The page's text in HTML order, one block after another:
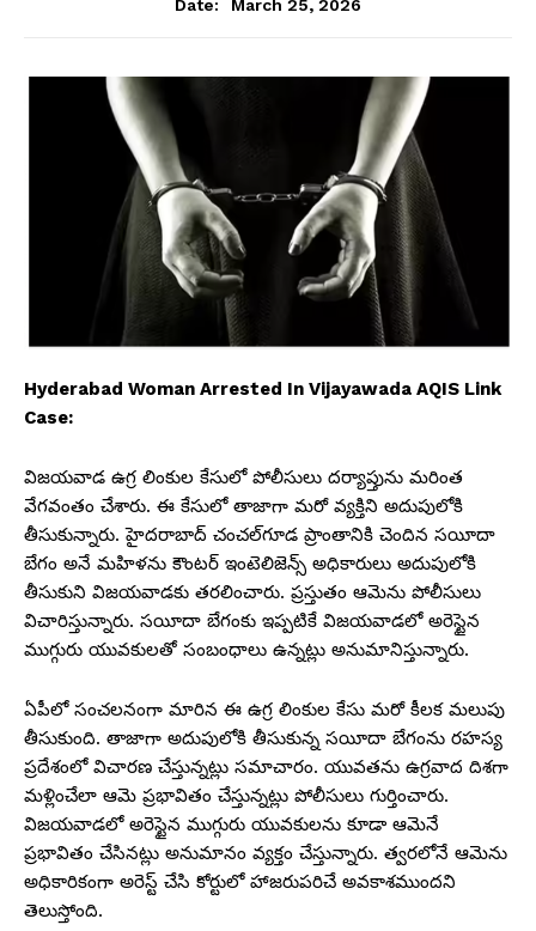
Date:
March 25, 2026
Hyderabad Woman Arrested In Vijayawada AQIS Link
Case:
విజయవాడ ఉగ్ర లింకుల కేసులో పోలీసులు దర్యాప్తును మరింత
వేగవంతం చేశారు. ఈ కేసులో తాజాగా మరో వ్యక్తిని అదుపులోకి
తీసుకున్నారు. హైదరాబాద్‌ చంచల్‌గూడ ప్రాంతానికి చెందిన సయీదా
బేగం అనే మహిళను కౌంటర్ ఇంటెలిజెన్స్ అధికారులు అదుపులోకి
తీసుకుని విజయవాడకు తరలించారు. ప్రస్తుతం ఆమెను పోలీసులు
విచారిస్తున్నారు. సయీదా బేగంకు ఇప్పటికే విజయవాడలో అరెస్టైన
ముగ్గురు యువకులతో సంబంధాలు ఉన్నట్లు అనుమానిస్తున్నారు.
ఏపీలో సంచలనంగా మారిన ఈ ఉగ్ర లింకుల కేసు మరో కీలక మలుపు
తీసుకుంది. తాజాగా అదుపులోకి తీసుకున్న సయీదా బేగంను రహస్య
ప్రదేశంలో విచారణ చేస్తున్నట్లు సమాచారం. యువతను ఉగ్రవాద దిశగా
మళ్లించేలా ఆమె ప్రభావితం చేస్తున్నట్లు పోలీసులు గుర్తించారు.
విజయవాడలో అరెస్టైన ముగ్గురు యువకులను కూడా ఆమెనే
ప్రభావితం చేసినట్లు అనుమానం వ్యక్తం చేస్తున్నారు. త్వరలోనే ఆమెను
అధికారికంగా అరెస్ట్ చేసి కోర్టులో హాజరుపరిచే అవకాశముందని
తెలుస్తోంది.